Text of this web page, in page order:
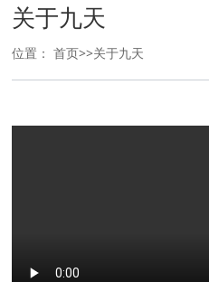
关于九天
位置：首页>>关于九天